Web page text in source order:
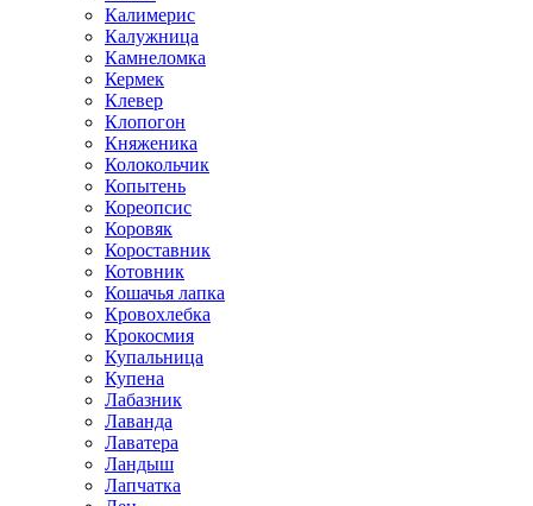
Калимерис
Калужница
Камнеломка
Кермек
Клевер
Клопогон
Княженика
Колокольчик
Копытень
Кореопсис
Коровяк
Короставник
Котовник
Кошачья лапка
Кровохлебка
Крокосмия
Купальница
Купена
Лабазник
Лаванда
Лаватера
Ландыш
Лапчатка